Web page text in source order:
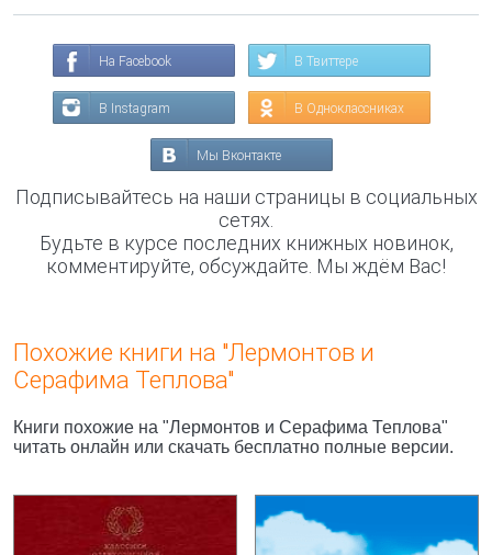
На Facebook В Твиттере
В Instagram В Одноклассниках
Мы Вконтакте
Подписывайтесь на наши страницы в социальных
сетях.
Будьте в курсе последних книжных новинок,
комментируйте, обсуждайте. Мы ждём Вас!
Похожие книги на "Лермонтов и
Серафима Теплова"
Книги похожие на "Лермонтов и Серафима Теплова"
читать онлайн или скачать бесплатно полные версии.